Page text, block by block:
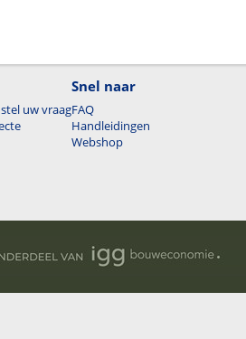
uw vraag
Snel naar
FAQ
Handleidingen
Webshop